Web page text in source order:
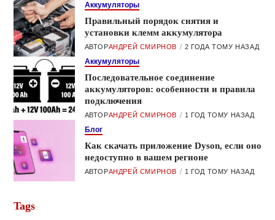
Аккумуляторы
Правильный порядок снятия и
установки клемм аккумулятора
АВТОРАНДРЕЙ СМИРНОВ 2 ГОДА ТОМУ НАЗАД
Аккумуляторы
Последовательное соединение
аккумуляторов: особенности и правила
подключения
АВТОРАНДРЕЙ СМИРНОВ 1 ГОД ТОМУ НАЗАД
Блог
Как скачать приложение Dyson, если оно
недоступно в вашем регионе
АВТОРАНДРЕЙ СМИРНОВ 1 ГОД ТОМУ НАЗАД
Tags